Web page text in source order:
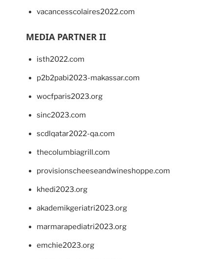
vacancesscolaires2022.com
MEDIA PARTNER II
isth2022.com
p2b2pabi2023-makassar.com
wocfparis2023.org
sinc2023.com
scdlqatar2022-qa.com
thecolumbiagrill.com
provisionscheeseandwineshoppe.com
khedi2023.org
akademikgeriatri2023.org
marmarapediatri2023.org
emchie2023.org